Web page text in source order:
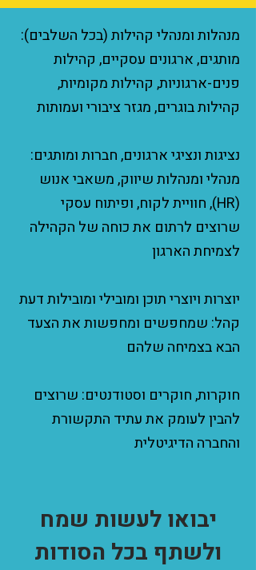
מנהלות ומנהלי קהילות (בכל השלבים):
מותגים, ארגונים עסקיים, קהילות
פנים-ארגוניות, קהילות מקומיות,
קהילות בוגרים, מגזר ציבורי ועמותות
נציגות ונציגי ארגונים, חברות ומותגים:
מנהלי ומנהלות שיווק, משאבי אנוש
(HR), חוויית לקוח, ופיתוח עסקי
שרוצים לרתום את כוחה של הקהילה
לצמיחת הארגון
יוצרות ויוצרי תוכן ומובילי ומובילות דעת
קהל: שמחפשים ומחפשות את הצעד
הבא בצמיחה שלהם
חוקרות, חוקרים וסטודנטים: שרוצים
להבין לעומק את עתיד התקשורת
והחברה הדיגיטלית
יבואו לעשות שמח
ולשתף בכל הסודות